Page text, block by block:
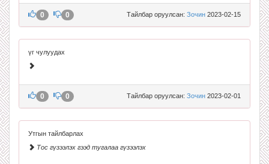
Тайлбар оруулсан: Зочин 2023-02-15
0 0
үг чулуудах
Тайлбар оруулсан: Зочин 2023-02-01
0 0
Утгын тайлбарлах
Тос гүзээлэх гээд тугалаа гүзээлэх